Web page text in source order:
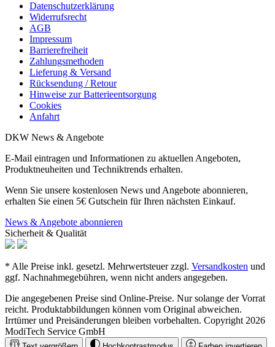
Datenschutzerklärung
Widerrufsrecht
AGB
Impressum
Barrierefreiheit
Zahlungsmethoden
Lieferung & Versand
Rücksendung / Retour
Hinweise zur Batterieentsorgung
Cookies
Anfahrt
DKW News & Angebote
E-Mail eintragen und Informationen zu aktuellen Angeboten,
Produktneuheiten und Techniktrends erhalten.
Wenn Sie unsere kostenlosen News und Angebote abonnieren,
erhalten Sie einen 5€ Gutschein für Ihren nächsten Einkauf.
News & Angebote abonnieren
Sicherheit & Qualität
* Alle Preise inkl. gesetzl. Mehrwertsteuer zzgl. Versandkosten und
ggf. Nachnahmegebühren, wenn nicht anders angegeben.
Die angegebenen Preise sind Online-Preise. Nur solange der Vorrat
reicht. Produktabbildungen können vom Original abweichen.
Irrtümer und Preisänderungen bleiben vorbehalten. Copyright 2026
ModiTech Service GmbH